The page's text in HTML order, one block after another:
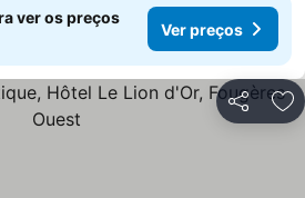
ver os preços
Ver preços
Partilhar